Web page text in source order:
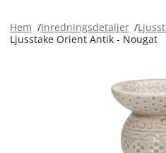
Hem Inredningsdetaljer
Ljusstake Orient Antik - Nougat